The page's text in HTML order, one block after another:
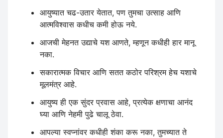
आयुष्यात चढ-उतार येतात, पण तुमचा उत्साह आणि
आत्मविश्वास कधीच कमी होऊ नये.
आजची मेहनत उद्याचे यश आणते, म्हणून कधीही हार मानू
नका.
सकारात्मक विचार आणि सतत कठोर परिश्रम हेच यशाचे
मूलमंत्र आहे.
आयुष्य ही एक सुंदर प्रवास आहे, प्रत्येक क्षणाचा आनंद
घ्या आणि नेहमी पुढे चालू ठेवा.
आपल्या स्वप्नांवर कधीही शंका करू नका, तुमच्यात ते